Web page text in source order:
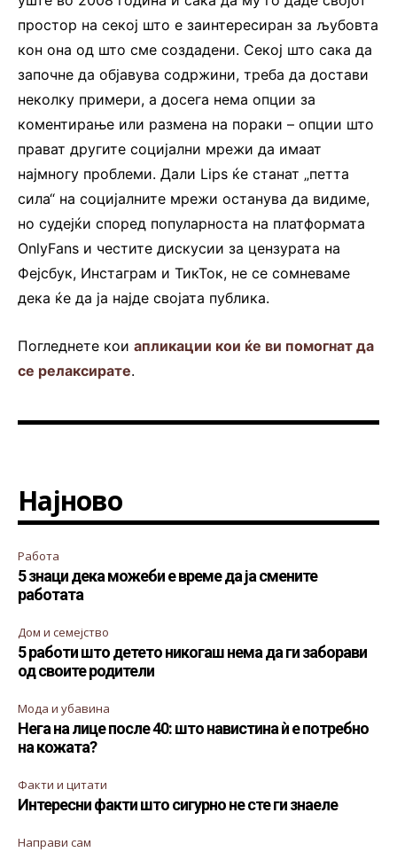
простор на секој што е заинтересиран за љубовта
кон она од што сме создадени. Секој што сака да
започне да објавува содржини, треба да достави
неколку примери, а досега нема опции за
коментирање или размена на пораки – опции што
прават другите социјални мрежи да имаат
најмногу проблеми. Дали Lips ќе станат „петта
сила“ на социјалните мрежи останува да видиме,
но судејќи според популарноста на платформата
OnlyFans и честите дискусии за цензурата на
Фејсбук, Инстаграм и ТикТок, не се сомневаме
дека ќе да ја најде својата публика.
Погледнете кои апликации кои ќе ви помогнат да
се релаксирате.
Најново
Работа
5 знаци дека можеби е време да ја смените
работата
Дом и семејство
5 работи што детето никогаш нема да ги заборави
од своите родители
Мода и убавина
Нега на лице после 40: што навистина ѝ е потребно
на кожата?
Факти и цитати
Интересни факти што сигурно не сте ги знаеле
Направи сам